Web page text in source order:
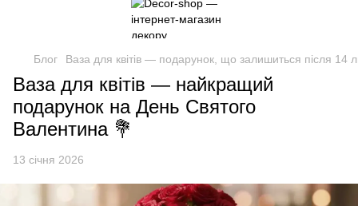
Блог Ваза для квітів — подарунок, що залишиться після 14
Ваза для квітів — найкращий
подарунок на День Святого
Валентина 💐
13 січня 2026